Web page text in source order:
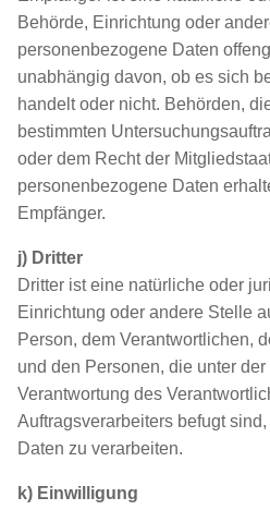
Behörde, Einrichtung oder
personenbezogene Daten
unabhängig davon, ob es sich
handelt oder nicht. Behörden,
bestimmten
oder dem Recht der
personenbezogene Daten
Empfänger.
j) Dritter
Dritter ist eine natürliche oder
Einrichtung oder andere Stelle
Person, dem Verantwortlichen,
und den Personen, die unter
Verantwortung des
Auftragsverarbeiters befugt
Daten zu verarbeiten.
k) Einwilligung